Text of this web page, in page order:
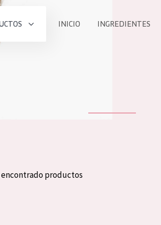
INICIO INGREDIENTES
encontrado productos